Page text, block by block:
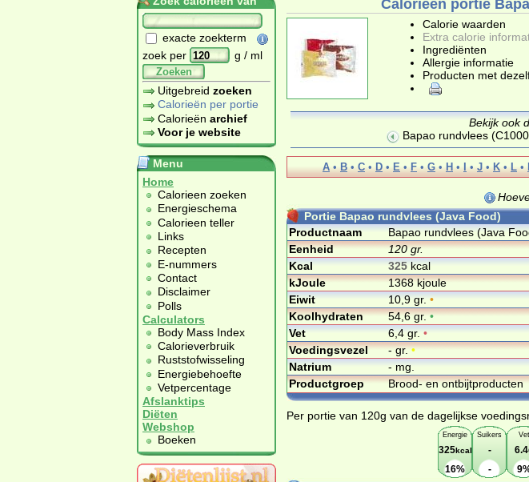
exacte zoekterm
zoek per
g / ml
Zoeken
Uitgebreid zoeken
Calorieën per portie
Calorieën archief
Voor je website
Menu
Home
Calorieen zoeken
Energieschema
Calorieen teller
Links
Recepten
E-nummers
Contact
Disclaimer
Polls
Calculators
Body Mass Index
Calorieverbruik
Ruststofwisseling
Energiebehoefte
Vetpercentage
Afslanktips
Diëten
Webshop
Boeken
Calorieën portie
Calorie waarden
Extra calorie
Ingrediënten
Allergie informatie
Producten met
Bekijk ook
Bapao rundvlees
A • B • C • D • E • F • G • H • I • J • K • L •
Portie Bapao rundvlees (Java Food)
Productnaam
Bapao rundvlees (Java
Eenheid
120 gr.
Kcal
325 kcal
kJoule
1368 kjoule
Eiwit
10,9 gr. •
Koolhydraten
54,6 gr.•
Vet
6,4 gr. •
Voedingsvezel
- gr.•
Natrium
- mg.
Productgroep
Brood- en ontbijtproducten
Per portie van 120g van de dagelijkse
Energie
325kcal
16%
Suikers
-
-
Vet